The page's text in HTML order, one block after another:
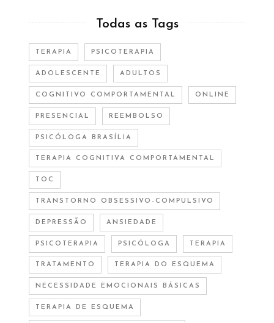
Todas as Tags
TERAPIA PSICOTERAPIA
ADOLESCENTE ADULTOS
COGNITIVO COMPORTAMENTAL ONLINE
PRESENCIAL REEMBOLSO
PSICÓLOGA BRASÍLIA
TERAPIA COGNITIVA COMPORTAMENTAL
TOC
TRANSTORNO OBSESSIVO-COMPULSIVO
DEPRESSÃO ANSIEDADE
PSICOTERAPIA PSICÓLOGA TERAPIA
TRATAMENTO TERAPIA DO ESQUEMA
NECESSIDADE EMOCIONAIS BÁSICAS
TERAPIA DE ESQUEMA